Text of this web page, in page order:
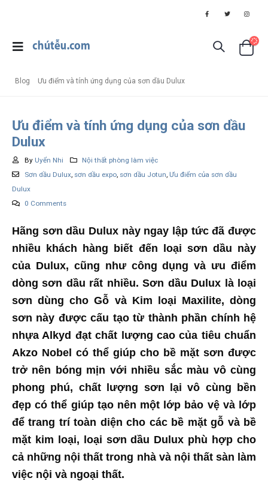
Blog Ưu điểm và tính ứng dụng của sơn dầu Dulux
Ưu điểm và tính ứng dụng của sơn dầu
Dulux
By Uyển Nhi
Nội thất phòng làm việc
Sơn dầu Dulux, sơn dầu expo, sơn dầu Jotun, Ưu điểm của sơn dầu
Dulux
0 Comments
Hãng sơn dầu Dulux này ngay lập tức đã được
nhiều khách hàng biết đến loại sơn dầu này
của Dulux, cũng như công dụng và ưu điểm
dòng sơn dầu rất nhiều. Sơn dầu Dulux là loại
sơn dùng cho Gỗ và Kim loại Maxilite, dòng
sơn này được cấu tạo từ thành phần chính hệ
nhựa Alkyd đạt chất lượng cao của tiêu chuẩn
Akzo Nobel có thể giúp cho bề mặt sơn được
trở nên bóng mịn với nhiều sắc màu vô cùng
phong phú, chất lượng sơn lại vô cùng bền
đẹp có thể giúp tạo nên một lớp bảo vệ và lớp
để trang trí toàn diện cho các bề mặt gỗ và bề
mặt kim loại, loại sơn dầu Dulux phù hợp cho
cả những nội thất trong nhà và nội thất sàn làm
việc nội và ngoại thất.